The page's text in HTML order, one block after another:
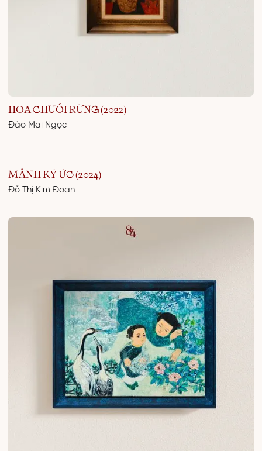
HOA CHUỐI RỪNG (2022)
Đào Mai Ngọc
MẢNH KÝ ỨC (2024)
Đỗ Thị Kim Đoan